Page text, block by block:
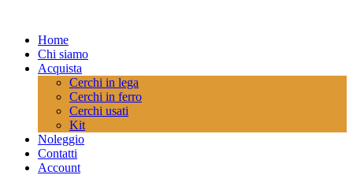
Home
Chi siamo
Acquista
Cerchi in lega
Cerchi in ferro
Cerchi usati
Kit
Noleggio
Contatti
Account